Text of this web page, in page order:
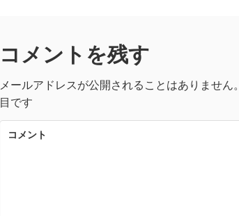
コメントを残す
メールアドレスが公開されることはありません。
目です
コメント